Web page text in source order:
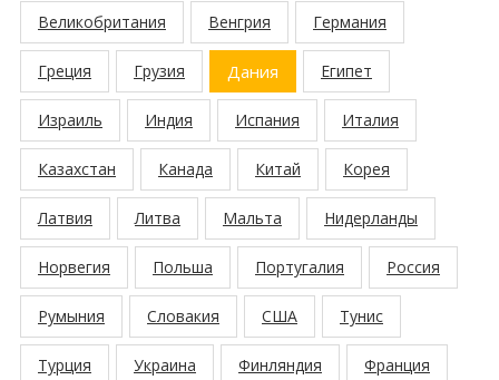
Великобритания Венгрия Германия
Греция Грузия Дания Египет
Израиль Индия Испания Италия
Казахстан Канада Китай Корея
Латвия Литва Мальта Нидерланды
Норвегия Польша Португалия Россия
Румыния Словакия США Тунис
Турция Украина Финляндия Франция